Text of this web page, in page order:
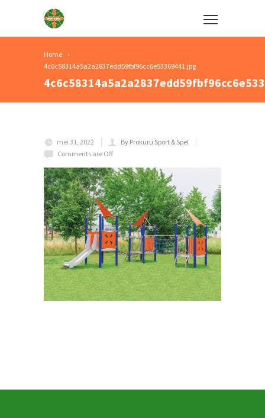
Home
4c6c58314a5a2a2837edd59fbf96cc6e53369441.jpg
mei 31, 2022
By Prokuru Sport & Spel
Comments are Off